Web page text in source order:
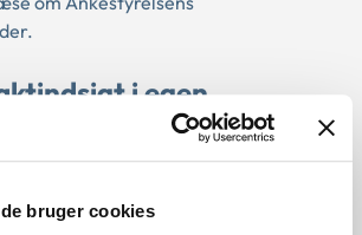
bruger cookies
i egen
og Danish International
arkivmateriale